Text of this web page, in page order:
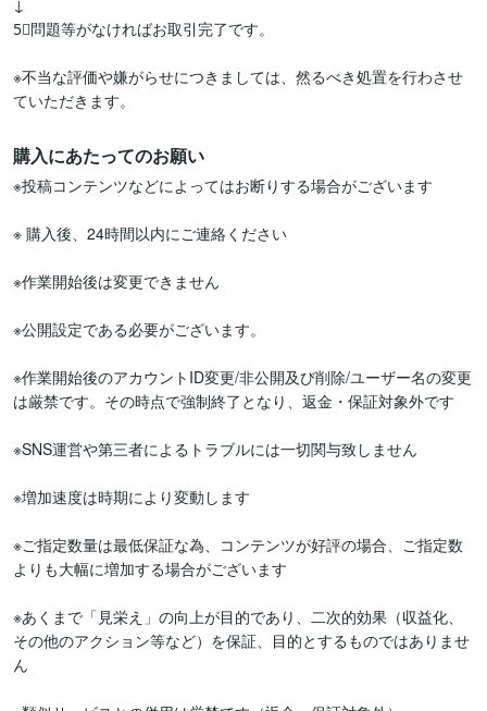
↓
5⃣問題等がなければお取引完了です。
※不当な評価や嫌がらせにつきましては、然るべき処置を行わさせ
ていただきます。
購入にあたってのお願い
※投稿コンテンツなどによってはお断りする場合がございます
※ 購入後、24時間以内にご連絡ください
※作業開始後は変更できません
※公開設定である必要がございます。
※作業開始後のアカウントID変更/非公開及び削除/ユーザー名の変更
は厳禁です。その時点で強制終了となり、返金・保証対象外です
※SNS運営や第三者によるトラブルには一切関与致しません
※増加速度は時期により変動します
※ご指定数量は最低保証な為、コンテンツが好評の場合、ご指定数
よりも大幅に増加する場合がございます
※あくまで「見栄え」の向上が目的であり、二次的効果（収益化、
その他のアクション等など）を保証、目的とするものではありませ
ん